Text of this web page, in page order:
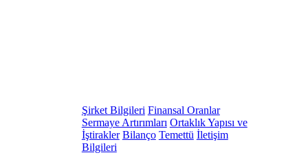
Şirket Bilgileri Finansal Oranlar
Sermaye Artırımları Ortaklık Yapısı ve
İştirakler Bilanço Temettü İletişim
Bilgileri